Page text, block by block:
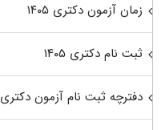
زمان آزمون دکتری ۱۴۰۵
ثبت نام دکتری ۱۴۰۵
دفترچه ثبت نام آزمون دکتری ۱۴۰۴